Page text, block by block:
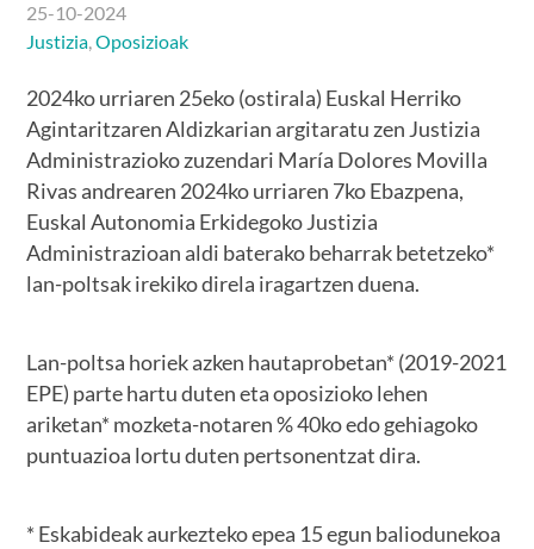
25-10-2024
Justizia,Oposizioak
2024ko urriaren 25eko (ostirala) Euskal Herriko
Agintaritzaren Aldizkarian argitaratu zen Justizia
Administrazioko zuzendari María Dolores Movilla
Rivas andrearen 2024ko urriaren 7ko Ebazpena,
Euskal Autonomia Erkidegoko Justizia
Administrazioan aldi baterako beharrak betetzeko*
lan-poltsak irekiko direla iragartzen duena.
Lan-poltsa horiek azken hautaprobetan* (2019-2021
EPE) parte hartu duten eta oposizioko lehen
ariketan* mozketa-notaren % 40ko edo gehiagoko
puntuazioa lortu duten pertsonentzat dira.
* Eskabideak aurkezteko epea 15 egun baliodunekoa